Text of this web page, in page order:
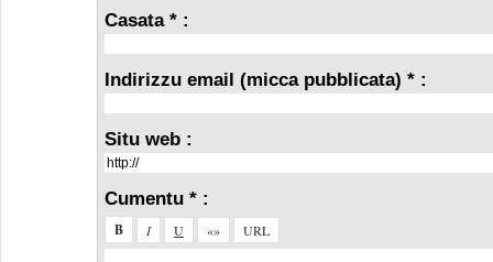
Casata * :
Indirizzu email (micca pubblicata) * :
Situ web :
Cumentu * :